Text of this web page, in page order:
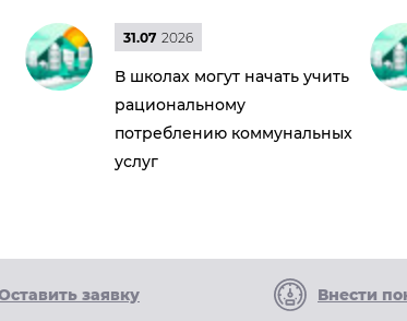
31.07 2026
В школах могут начать учить
рациональному
потреблению коммунальных
услуг
заявку Внести